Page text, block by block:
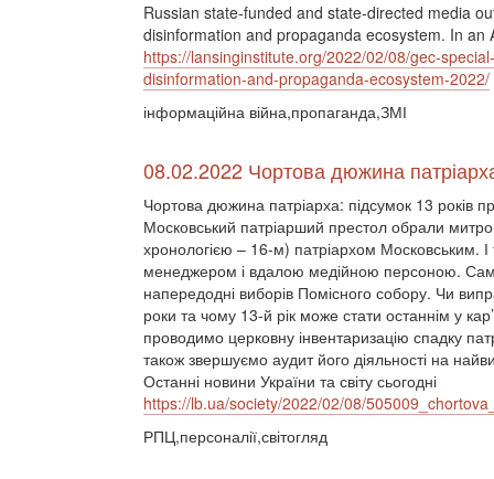
Russian state-funded and state-directed media
disinformation and propaganda ecosystem. In an
https://lansinginstitute.org/2022/02/08/gec-
disinformation-and-propaganda-ecosystem-2022/
інформаційна війна,пропаганда,ЗМІ
08.02.2022 Чортова дюжина
Чортова дюжина патріарха: підсумок 13 років
Московський патріарший престол обрали
хронологією – 16-м) патріархом Московським.
менеджером і вдалою медійною персоною.
напередодні виборів Помісного собору. Чи
роки та чому 13-й рік може стати останнім у
проводимо церковну інвентаризацію спадку
також звершуємо аудит його діяльності на
Останні новини України та світу сьогодні
https://lb.ua/society/2022/02/08/
РПЦ,персоналії,світогляд